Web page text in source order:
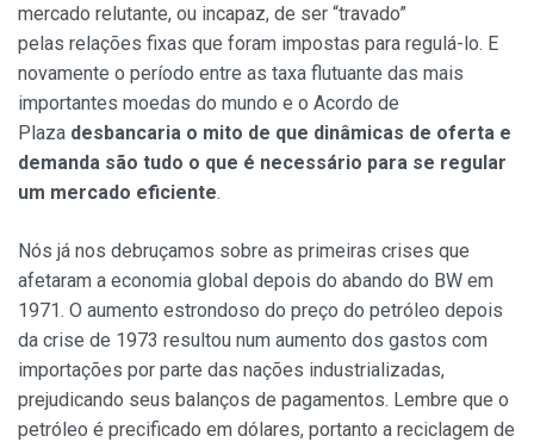
mercado relutante, ou incapaz, de ser “travado”
pelas relações fixas que foram impostas para regulá-lo. E
novamente o período entre as taxa flutuante das mais
importantes moedas do mundo e o Acordo de
Plaza desbancaria o mito de que dinâmicas de oferta e
demanda são tudo o que é necessário para se regular
um mercado eficiente.
Nós já nos debruçamos sobre as primeiras crises que
afetaram a economia global depois do abando do BW em
1971. O aumento estrondoso do preço do petróleo depois
da crise de 1973 resultou num aumento dos gastos com
importações por parte das nações industrializadas,
prejudicando seus balanços de pagamentos. Lembre que o
petróleo é precificado em dólares, portanto a reciclagem de